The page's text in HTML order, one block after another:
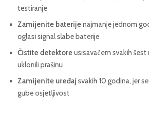
testiranje
Zamijenite baterije najmanje jednom
oglasi signal slabe baterije
Čistite detektore usisavačem svakih
uklonili prašinu
Zamijenite uređaj svakih 10 godina, jer
gube osjetljivost